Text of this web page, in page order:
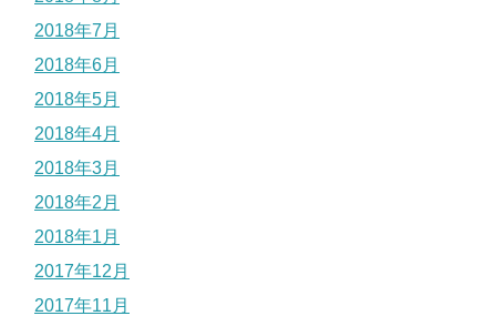
2018年7月
2018年6月
2018年5月
2018年4月
2018年3月
2018年2月
2018年1月
2017年12月
2017年11月